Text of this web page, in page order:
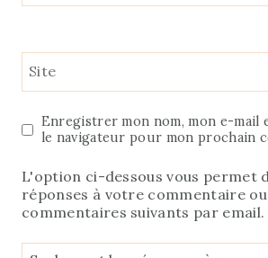
Site
Enregistrer mon nom, mon e-mail
le navigateur pour mon prochain
L'option ci-dessous vous permet
réponses à votre commentaire
commentaires suivants par email.